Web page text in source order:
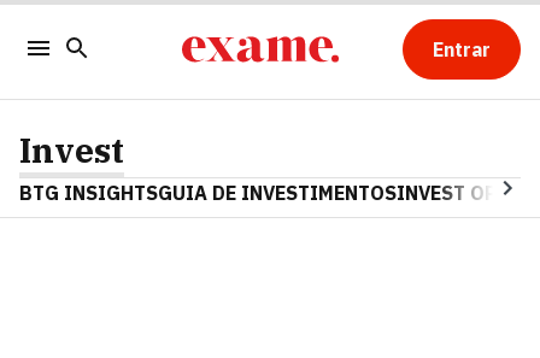
Entrar
Invest
BTG INSIGHTSGUIA DE INVESTIMENTOSINVEST OPINA